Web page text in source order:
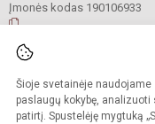
Šioje svetainėje
paslaugų kokybę,
patirtį. Spustelėję mygtuką
Įmonės kodas 190106933
Kopijuoti turinį be